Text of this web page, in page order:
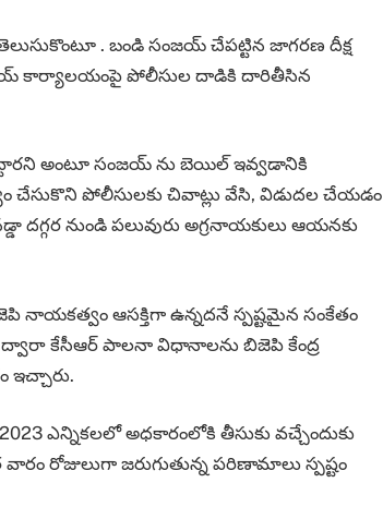
. బండి సంజయ్ చేపట్టిన జాగరణ దీక్ష
కార్యాలయంపై పోలీసుల దాడికి దారితీసిన
అంటూ సంజయ్ ను బెయిల్ ఇవ్వడానికి
చేసుకొని పోలీసులకు చివాట్లు వేసి, విడుదల చేయడం
నుండి పలువురు అగ్రనాయకులు ఆయనకు
నాయకత్వం ఆసక్తిగా ఉన్నదనే స్పష్టమైన సంకేతం
ద్వారా కేసీఆర్ పాలనా విధానాలను బిజెపి కేంద్ర
ఇచ్చారు.
ఎన్నికలలో అధకారంలోకి తీసుకు వచ్చేందుకు
వారం రోజులుగా జరుగుతున్న పరిణామాలు స్పష్టం